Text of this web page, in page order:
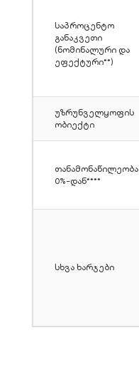
საპროცენტო
განაკვეთი
(ნომინალური და
ეფექტური**)
უზრუნველყოფის
ობიექტი
თანამონაწილეობა
0%-დან****
სხვა ხარჯები